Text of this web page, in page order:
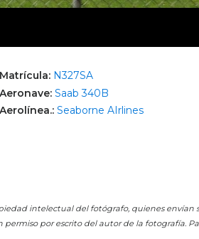
Matrícula: N327SA
Aeronave: Saab 340B
Aerolínea.: Seaborne AIrlines
intelectual del fotógrafo, quienes
por escrito del autor de la fotografía.